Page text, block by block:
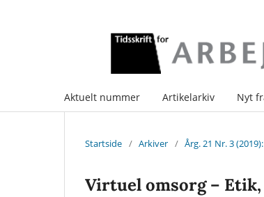
Aktuelt nummer Artikelarkiv Nyt
Startside / Arkiver / Årg. 21 Nr. 3
Virtuel omsorg –